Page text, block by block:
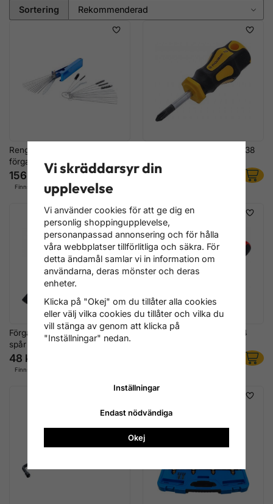
Sortering
Rengöringskit för
förgasarmunstycken, 16 delar
156 kr
Finns i lager
Förgasarskruvmejsel PH2 38
mm CrV
48 kr
Förgasarskruvmejsel 6 mm
spår 38 mm CrV
48 kr
Finns i lager
Förgasarskruvmejselsats 4
Vi skräddarsyr din
upplevelse
Vi använder cookies för att ge dig en
personlig shoppingupplevelse,
personanpassad annonsering och för hålla
våra webbplatser tillförlitliga och säkra. För
detta ändamål samlar vi in information om
användarna, deras mönster och deras
enheter.
Klicka på "Okej" om du tillåter alla cookies
eller välj vilka cookies du tillåter och vilka du
vill stänga av genom att klicka på
"Inställningar" nedan.
Inställningar
Endast nödvändiga
Okej